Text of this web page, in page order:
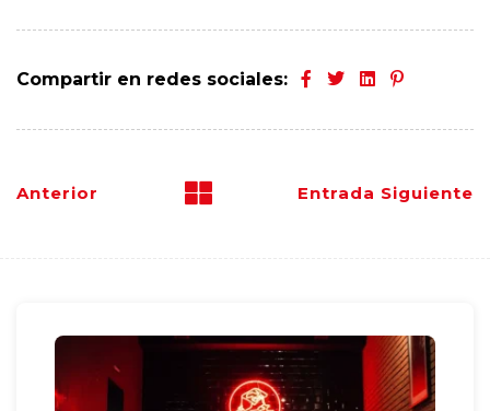
Compartir en redes sociales:
Anterior Entrada Siguiente